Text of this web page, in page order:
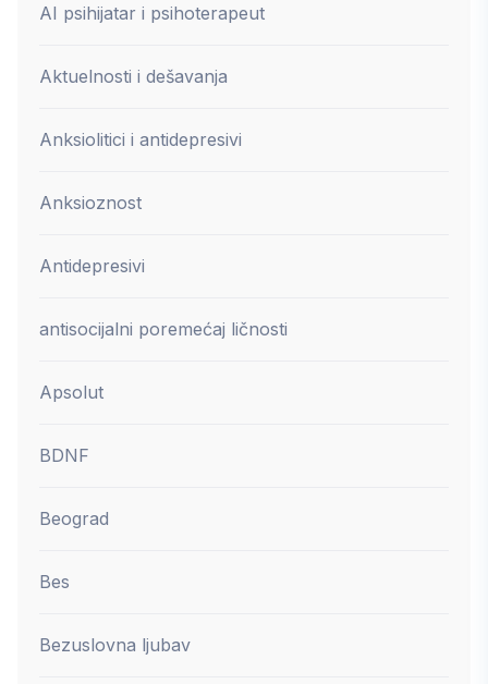
AI psihijatar i psihoterapeut
Aktuelnosti i dešavanja
Anksiolitici i antidepresivi
Anksioznost
Antidepresivi
antisocijalni poremećaj ličnosti
Apsolut
BDNF
Beograd
Bes
Bezuslovna ljubav